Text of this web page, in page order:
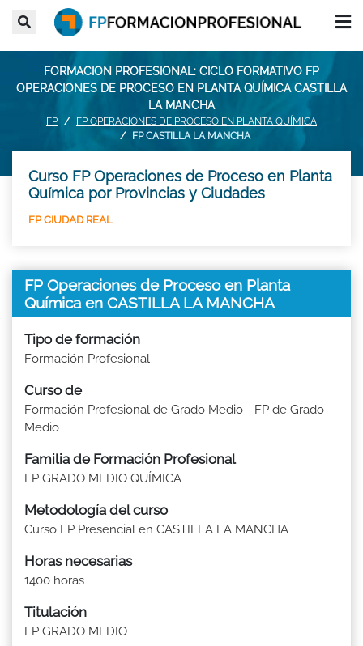
FORMACION PROFESIONAL: CICLO FORMATIVO FP
OPERACIONES DE PROCESO EN PLANTA QUÍMICA CASTILLA
LA MANCHA
FP
FP OPERACIONES DE PROCESO EN PLANTA QUÍMICA
FP CASTILLA LA MANCHA
Curso FP Operaciones de Proceso en Planta
Química por Provincias y Ciudades
FP CIUDAD REAL
FP Operaciones de Proceso en Planta
Química en CASTILLA LA MANCHA
Tipo de formación
Formación Profesional
Curso de
Formación Profesional de Grado Medio - FP de Grado
Medio
Familia de Formación Profesional
FP GRADO MEDIO QUÍMICA
Metodología del curso
Curso FP Presencial en CASTILLA LA MANCHA
Horas necesarias
1400 horas
Titulación
FP GRADO MEDIO